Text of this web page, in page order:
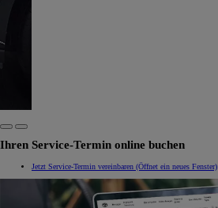
Ihren Service-Termin online buchen
Jetzt Service-Termin vereinbaren (Öffnet ein neues Fenster)